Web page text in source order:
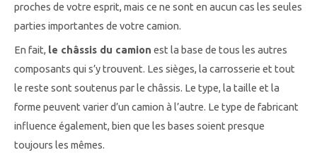
proches de votre esprit, mais ce ne sont en aucun cas les seules
parties importantes de votre camion.
En fait, le châssis du camion est la base de tous les autres
composants qui s’y trouvent. Les sièges, la carrosserie et tout
le reste sont soutenus par le châssis. Le type, la taille et la
forme peuvent varier d’un camion à l’autre. Le type de fabricant
influence également, bien que les bases soient presque
toujours les mêmes.